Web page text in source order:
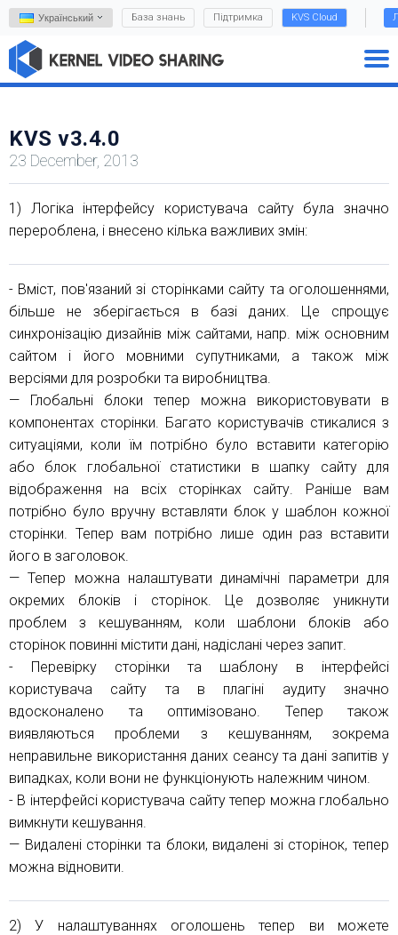
Український База знань Підтримка KVS Cloud
KVS v3.4.0
23 December, 2013
1) Логіка інтерфейсу користувача сайту була значно
перероблена, і внесено кілька важливих змін:
- Вміст, пов'язаний зі сторінками сайту та оголошеннями,
більше не зберігається в базі даних. Це спрощує
синхронізацію дизайнів між сайтами, напр. між основним
сайтом і його мовними супутниками, а також між
версіями для розробки та виробництва.
— Глобальні блоки тепер можна використовувати в
компонентах сторінки. Багато користувачів стикалися з
ситуаціями, коли їм потрібно було вставити категорію
або блок глобальної статистики в шапку сайту для
відображення на всіх сторінках сайту. Раніше вам
потрібно було вручну вставляти блок у шаблон кожної
сторінки. Тепер вам потрібно лише один раз вставити
його в заголовок.
— Тепер можна налаштувати динамічні параметри для
окремих блоків і сторінок. Це дозволяє уникнути
проблем з кешуванням, коли шаблони блоків або
сторінок повинні містити дані, надіслані через запит.
- Перевірку сторінки та шаблону в інтерфейсі
користувача сайту та в плагіні аудиту значно
вдосконалено та оптимізовано. Тепер також
виявляються проблеми з кешуванням, зокрема
неправильне використання даних сеансу та дані запитів у
випадках, коли вони не функціонують належним чином.
- В інтерфейсі користувача сайту тепер можна глобально
вимкнути кешування.
— Видалені сторінки та блоки, видалені зі сторінок, тепер
можна відновити.
2) У налаштуваннях оголошень тепер ви можете